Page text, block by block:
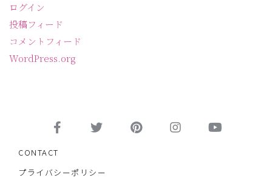
ログイン
投稿フィード
コメントフィード
WordPress.org
CONTACT
プライバシーポリシー